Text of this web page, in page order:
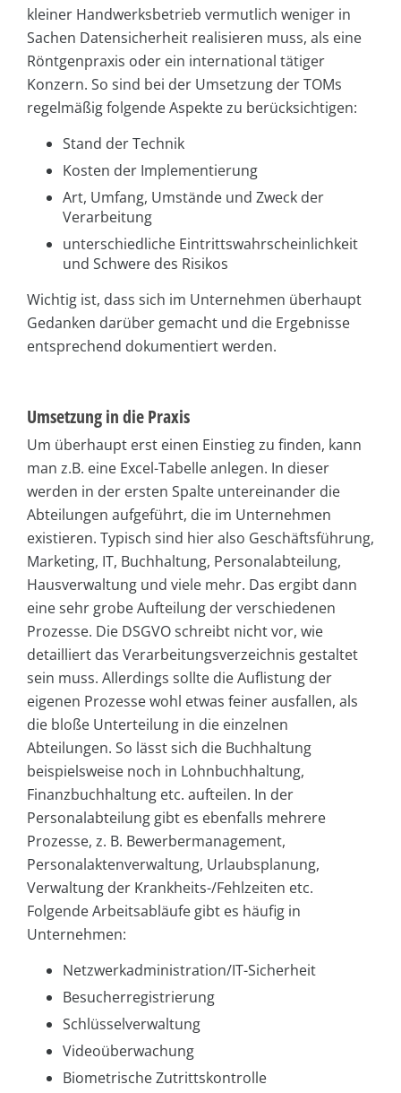
kleiner Handwerksbetrieb vermutlich weniger in
Sachen Datensicherheit realisieren muss, als eine
Röntgenpraxis oder ein international tätiger
Konzern. So sind bei der Umsetzung der TOMs
regelmäßig folgende Aspekte zu berücksichtigen:
Stand der Technik
Kosten der Implementierung
Art, Umfang, Umstände und Zweck der
Verarbeitung
unterschiedliche Eintrittswahrscheinlichkeit
und Schwere des Risikos
Wichtig ist, dass sich im Unternehmen überhaupt
Gedanken darüber gemacht und die Ergebnisse
entsprechend dokumentiert werden.
Umsetzung in die Praxis
Um überhaupt erst einen Einstieg zu finden, kann
man z.B. eine Excel-Tabelle anlegen. In dieser
werden in der ersten Spalte untereinander die
Abteilungen aufgeführt, die im Unternehmen
existieren. Typisch sind hier also Geschäftsführung,
Marketing, IT, Buchhaltung, Personalabteilung,
Hausverwaltung und viele mehr. Das ergibt dann
eine sehr grobe Aufteilung der verschiedenen
Prozesse. Die DSGVO schreibt nicht vor, wie
detailliert das Verarbeitungsverzeichnis gestaltet
sein muss. Allerdings sollte die Auflistung der
eigenen Prozesse wohl etwas feiner ausfallen, als
die bloße Unterteilung in die einzelnen
Abteilungen. So lässt sich die Buchhaltung
beispielsweise noch in Lohnbuchhaltung,
Finanzbuchhaltung etc. aufteilen. In der
Personalabteilung gibt es ebenfalls mehrere
Prozesse, z. B. Bewerbermanagement,
Personalaktenverwaltung, Urlaubsplanung,
Verwaltung der Krankheits-/Fehlzeiten etc.
Folgende Arbeitsabläufe gibt es häufig in
Unternehmen:
Netzwerkadministration/IT-Sicherheit
Besucherregistrierung
Schlüsselverwaltung
Videoüberwachung
Biometrische Zutrittskontrolle